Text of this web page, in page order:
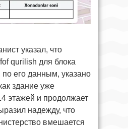
указал, что
qurilish для блока
по его данным, указано
здание уже
этажей и продолжает
надежду, что
вмешается